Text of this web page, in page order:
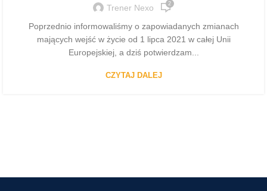
Trener Nexo 2
Poprzednio informowaliśmy o zapowiadanych zmianach
mających wejść w życie od 1 lipca 2021 w całej Unii
Europejskiej, a dziś potwierdzam...
CZYTAJ DALEJ